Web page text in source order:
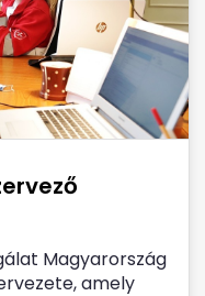
Magyarország
amely